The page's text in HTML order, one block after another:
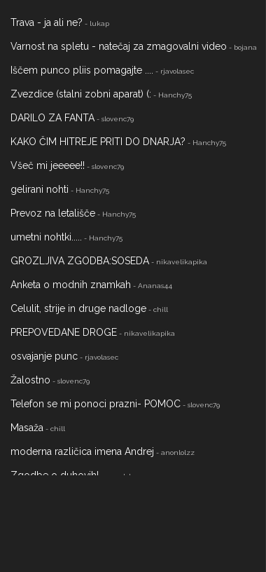
Trava - ja ali ne? - lukap
Varnost na spletu - natečaj za zmagovalni video - bojana
Iščem punco pliis pomagajte .... - rjavolasec
Zvezdice (stalni zobni aparat) (: - Hanchy75
DARILO ZA FANTA - slovenc79
KAKO ČIM HITREJE PRITI DO DNARJA? - Hanchy75
Všeč mi jeeeee!! - slovenc79
gelirani nohti - Hanchy75
Prevoz na letališče - Hanchy75
umetni nohtki..... - Hanchy75
GROZLJIVA ZGODBA:SOSEDA - nikavelikapika
Anketa o modnih znamkah - Ananas44
Celulit, strije in druge nadloge - chill
PREPOVEDANE DROGE - nikavelikapika
osvajanje punc - rjavolasec
Žalostno - slovenc79
Telefon se mi ponoci prazni- POMOC - slovenc79
Masaža - chill
moderna različica imena Andrej - anonlolzz
Zgodbe o duhovih! - anonlolzz